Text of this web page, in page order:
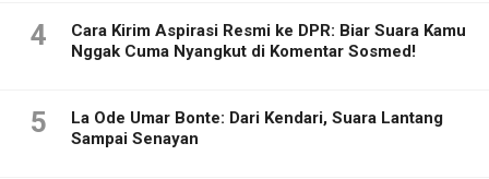
4
Cara Kirim Aspirasi Resmi ke DPR: Biar Suara Kamu
Nggak Cuma Nyangkut di Komentar Sosmed!
5
La Ode Umar Bonte: Dari Kendari, Suara Lantang
Sampai Senayan